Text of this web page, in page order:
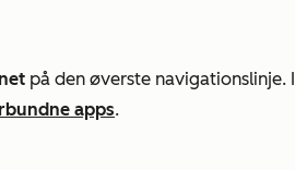
på den øverste navigationslinje. I
apps.